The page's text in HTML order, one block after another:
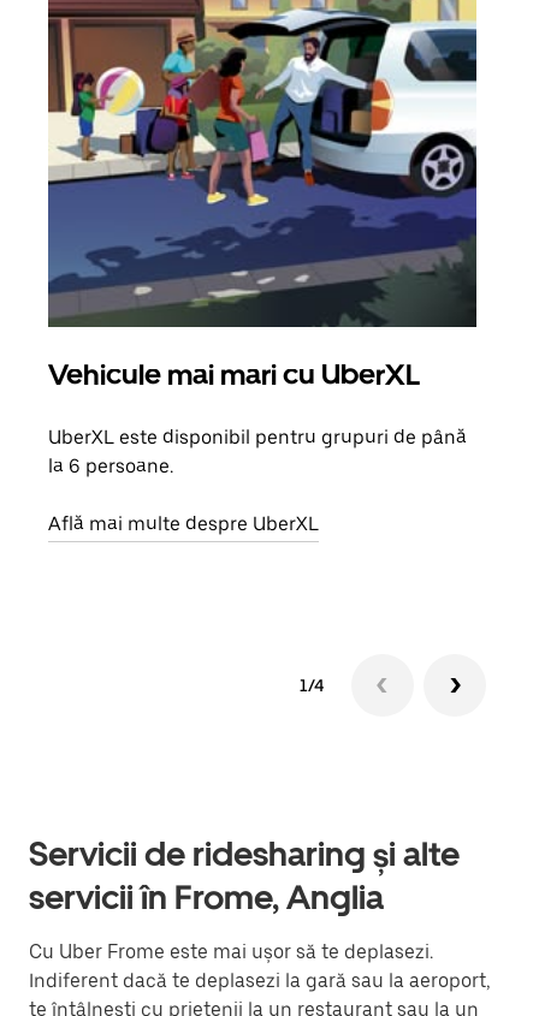
Vehicule mai mari cu UberXL
UberXL este disponibil pentru grupuri de până
la 6 persoane.
Află mai multe despre UberXL
1/4
Servicii de ridesharing și alte
servicii în Frome, Anglia
Cu Uber Frome este mai ușor să te deplasezi.
Indiferent dacă te deplasezi la gară sau la aeroport,
te întâlnești cu prietenii la un restaurant sau la un